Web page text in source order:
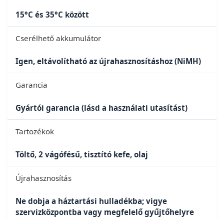
15°C és 35°C között
Cserélhető akkumulátor
Igen, eltávolítható az újrahasznosításhoz (NiMH)
Garancia
Gyártói garancia (lásd a használati utasítást)
Tartozékok
Töltő, 2 vágófésű, tisztító kefe, olaj
Újrahasznosítás
Ne dobja a háztartási hulladékba; vigye
szervizközpontba vagy megfelelő gyűjtőhelyre